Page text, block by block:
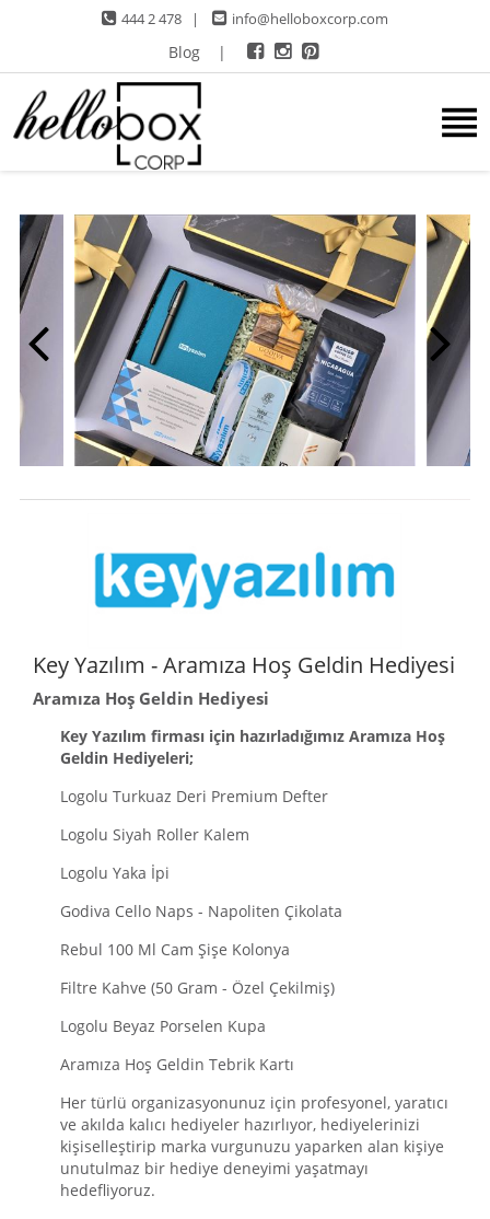
444 2 478 | info@helloboxcorp.com
Blog |
Key Yazılım - Aramıza Hoş Geldin Hediyesi
Aramıza Hoş Geldin Hediyesi
Key Yazılım firması için hazırladığımız Aramıza Hoş
Geldin Hediyeleri;
Logolu Turkuaz Deri Premium Defter
Logolu Siyah Roller Kalem
Logolu Yaka İpi
Godiva Cello Naps - Napoliten Çikolata
Rebul 100 Ml Cam Şişe Kolonya
Filtre Kahve (50 Gram - Özel Çekilmiş)
Logolu Beyaz Porselen Kupa
Aramıza Hoş Geldin Tebrik Kartı
Her türlü organizasyonunuz için profesyonel, yaratıcı
ve akılda kalıcı hediyeler hazırlıyor, hediyelerinizi
kişiselleştirip marka vurgunuzu yaparken alan kişiye
unutulmaz bir hediye deneyimi yaşatmayı
hedefliyoruz.